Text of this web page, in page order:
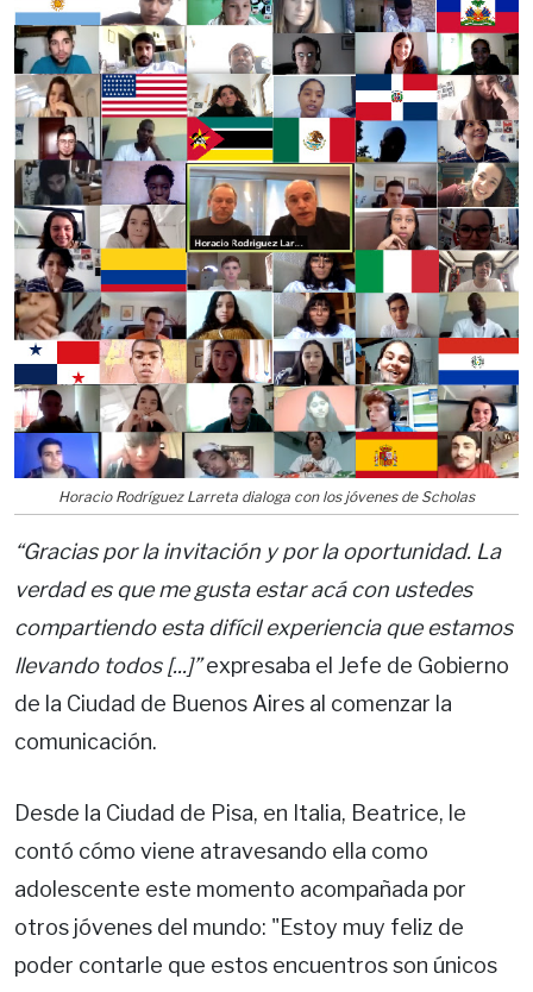
Horacio Rodríguez Larreta dialoga con los jóvenes de Scholas
“Gracias por la invitación y por la oportunidad. La
verdad es que me gusta estar acá con ustedes
compartiendo esta difícil experiencia que estamos
llevando todos [...]”expresaba el Jefe de Gobierno
de la Ciudad de Buenos Aires al comenzar la
comunicación.
Desde la Ciudad de Pisa, en Italia, Beatrice, le
contó cómo viene atravesando ella como
adolescente este momento acompañada por
otros jóvenes del mundo: "Estoy muy feliz de
poder contarle que estos encuentros son únicos